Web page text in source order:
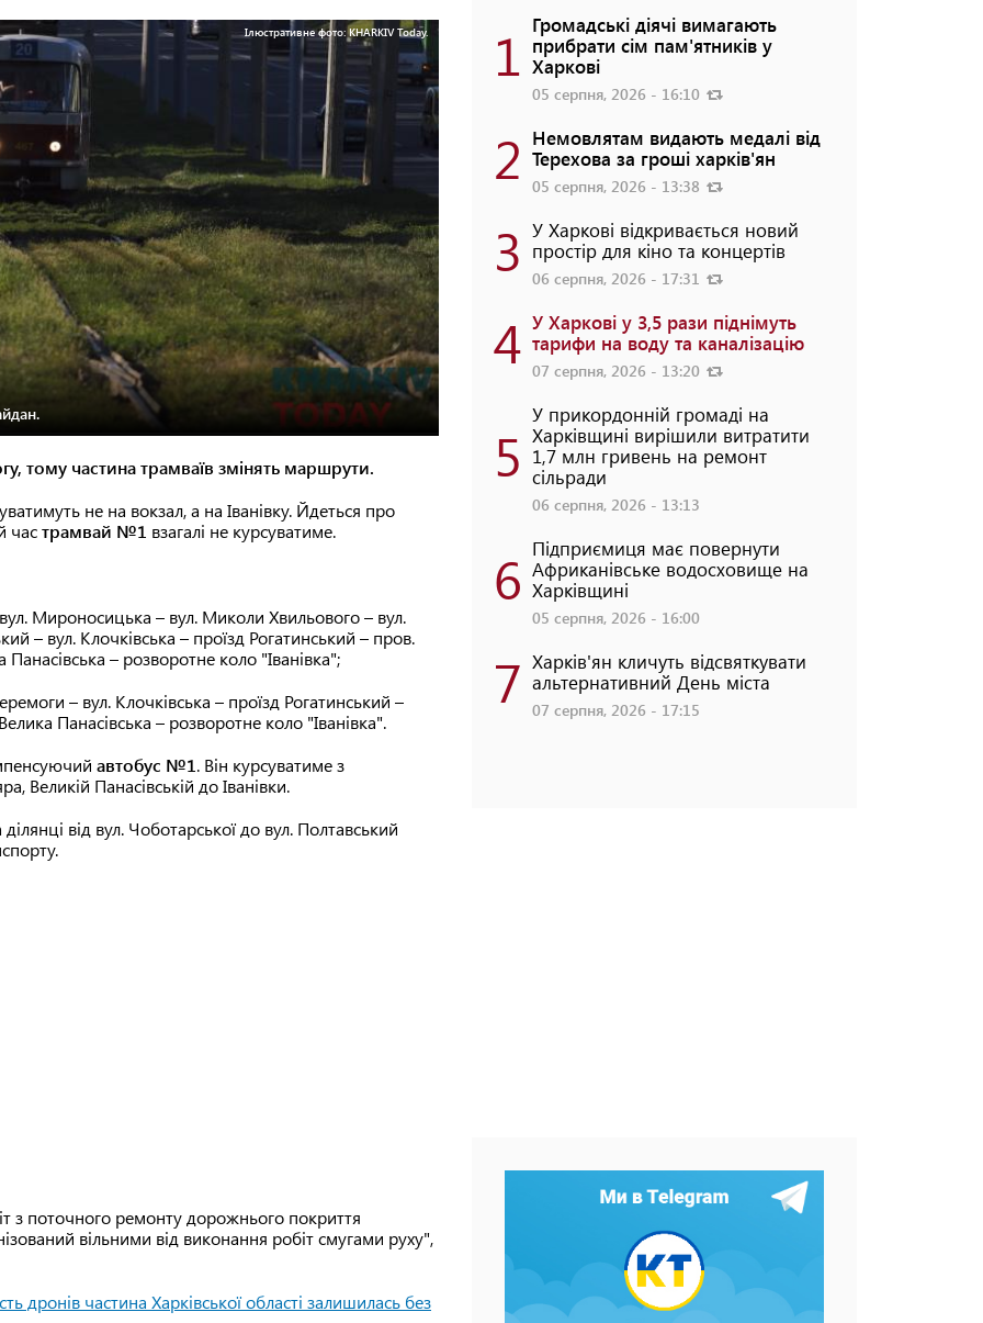
Ілюстративне фото: KHARKIV Today.
тому частина трамваїв змінять маршрути.
не на вокзал, а на Іванівку. Йдеться про
частрамвай №1 взагалі не курсуватиме.
Мироносицька – вул. Миколи Хвильового – вул.
– вул. Клочківська – проїзд Рогатинський – пров.
– розворотне коло "Іванівка";
– вул. Клочківська – проїзд Рогатинський –
Панасівська – розворотне коло "Іванівка".
автобус №1. Він курсуватиме з
Великій Панасівській до Іванівки.
від вул. Чоботарської до вул. Полтавський
з поточного ремонту дорожнього покриття
вільними від виконання робіт смугами руху",
дронів частина Харківської області залишилась без
1 Громадські діячі вимагають
прибрати сім пам'ятників у
Харкові
05 серпня, 2026 - 16:10
2 Немовлятам видають медалі від
Терехова за гроші харків'ян
05 серпня, 2026 - 13:38
3 У Харкові відкривається новий
простір для кіно та концертів
06 серпня, 2026 - 17:31
4 У Харкові у 3,5 рази піднімуть
тарифи на воду та каналізацію
07 серпня, 2026 - 13:20
5
У прикордонній громаді на
Харківщині вирішили витратити
1,7 млн гривень на ремонт
сільради
06 серпня, 2026 - 13:13
6 Підприємиця має повернути
Африканівське водосховище на
Харківщині
05 серпня, 2026 - 16:00
7 Харків'ян кличуть відсвяткувати
альтернативний День міста
07 серпня, 2026 - 17:15